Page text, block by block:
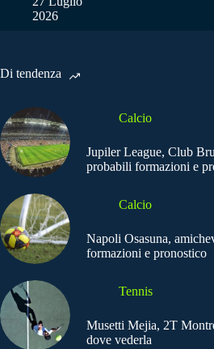
2026
Di tendenza
Calcio
Jupiler League, Club
probabili formazioni e
Calcio
Napoli Osasuna,
formazioni e pronostico
Tennis
Musetti Mejia, 2T
dove vederla